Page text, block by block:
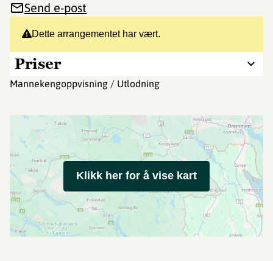
Dette arrangementet har vært.
Priser
Mannekengoppvisning / Utlodning
Send e-post
Klikk her for å vise kart